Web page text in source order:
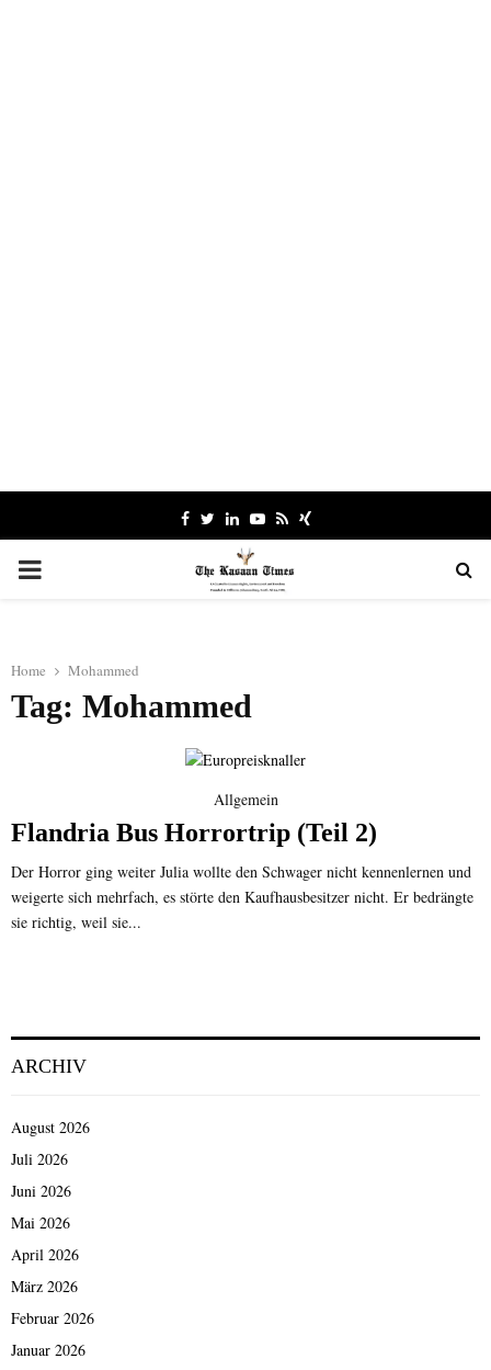
Facebook
TwitterLinkedinYoutube
RssXing
PRIMARY
Home Mohammed
Tag: Mohammed
Allgemein
Flandria Bus Horrortrip (Teil 2)
Der Horror ging weiter Julia wollte den Schwager nicht kennenlernen und
weigerte sich mehrfach, es störte den Kaufhausbesitzer nicht. Er bedrängte
sie richtig, weil sie...
ARCHIV
August 2026
Juli 2026
Juni 2026
Mai 2026
April 2026
März 2026
Februar 2026
Januar 2026